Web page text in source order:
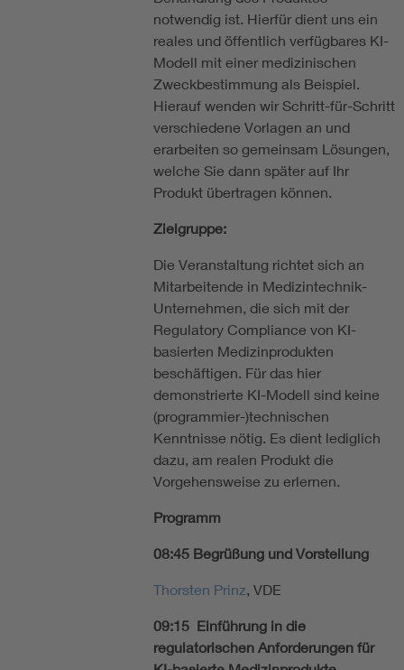
notwendig ist. Hierfür dient uns ein
reales und öffentlich verfügbares KI-
Modell mit einer medizinischen
Zweckbestimmung als Beispiel.
Hierauf wenden wir Schritt-für-Schritt
verschiedene Vorlagen an und
erarbeiten so gemeinsam Lösungen,
welche Sie dann später auf Ihr
Produkt übertragen können.
Zielgruppe:
Die Veranstaltung richtet sich an
Mitarbeitende in Medizintechnik-
Unternehmen, die sich mit der
Regulatory Compliance von KI-
basierten Medizinprodukten
beschäftigen. Für das hier
demonstrierte KI-Modell sind keine
(programmier-)technischen
Kenntnisse nötig. Es dient lediglich
dazu, am realen Produkt die
Vorgehensweise zu erlernen.
Programm
08:45 Begrüßung und Vorstellung
Thorsten Prinz, VDE
09:15 Einführung in die
regulatorischen Anforderungen für